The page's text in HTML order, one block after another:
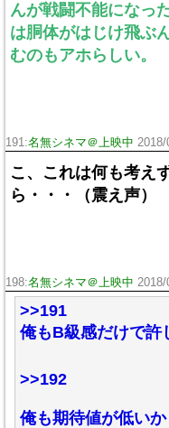
んが戦闘不能になっ
は胴体がはじけ飛ぶ
むのもアホらしい。
191:名無シネマ＠上映中 2018/
こ、これは何も考え
ら・・・（震え声）
198:名無シネマ＠上映中
>>191
俺もB級感だけで許
>>192
俺も期待値が低い